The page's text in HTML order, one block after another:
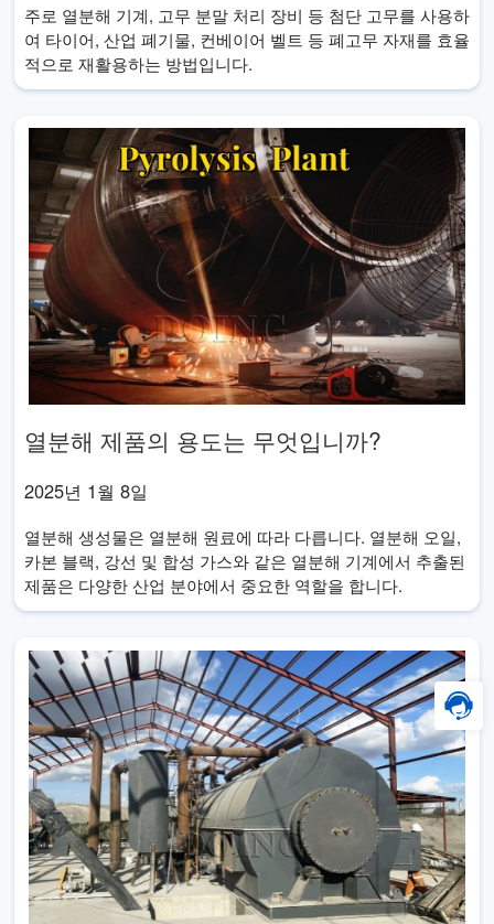
주로 열분해 기계, 고무 분말 처리 장비 등 첨단 고무를 사용하
여 타이어, 산업 폐기물, 컨베이어 벨트 등 폐고무 자재를 효율
적으로 재활용하는 방법입니다.
열분해 제품의 용도는 무엇입니까?
2025년 1월 8일
열분해 생성물은 열분해 원료에 따라 다릅니다. 열분해 오일,
카본 블랙, 강선 및 합성 가스와 같은 열분해 기계에서 추출된
제품은 다양한 산업 분야에서 중요한 역할을 합니다.